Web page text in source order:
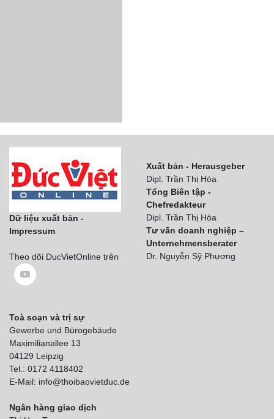
Dữ liệu xuất bản -
Impressum
Theo dõi DucVietOnline trên
Xuất bản - Herausgeber
Dipl. Trần Thị Hòa
Tổng Biên tập -
Chefredakteur
Dipl. Trần Thị Hòa
Tư vấn doanh nghiệp –
Unternehmensberater
Dr. Nguyễn Sỹ Phương
Toà soạn và trị sự
Gewerbe und Bürogebäude
Maximilianallee 13
04129 Leipzig
Tel.: 0172 4118402
E-Mail: info@thoibaovietduc.de
Ngân hàng giao dịch